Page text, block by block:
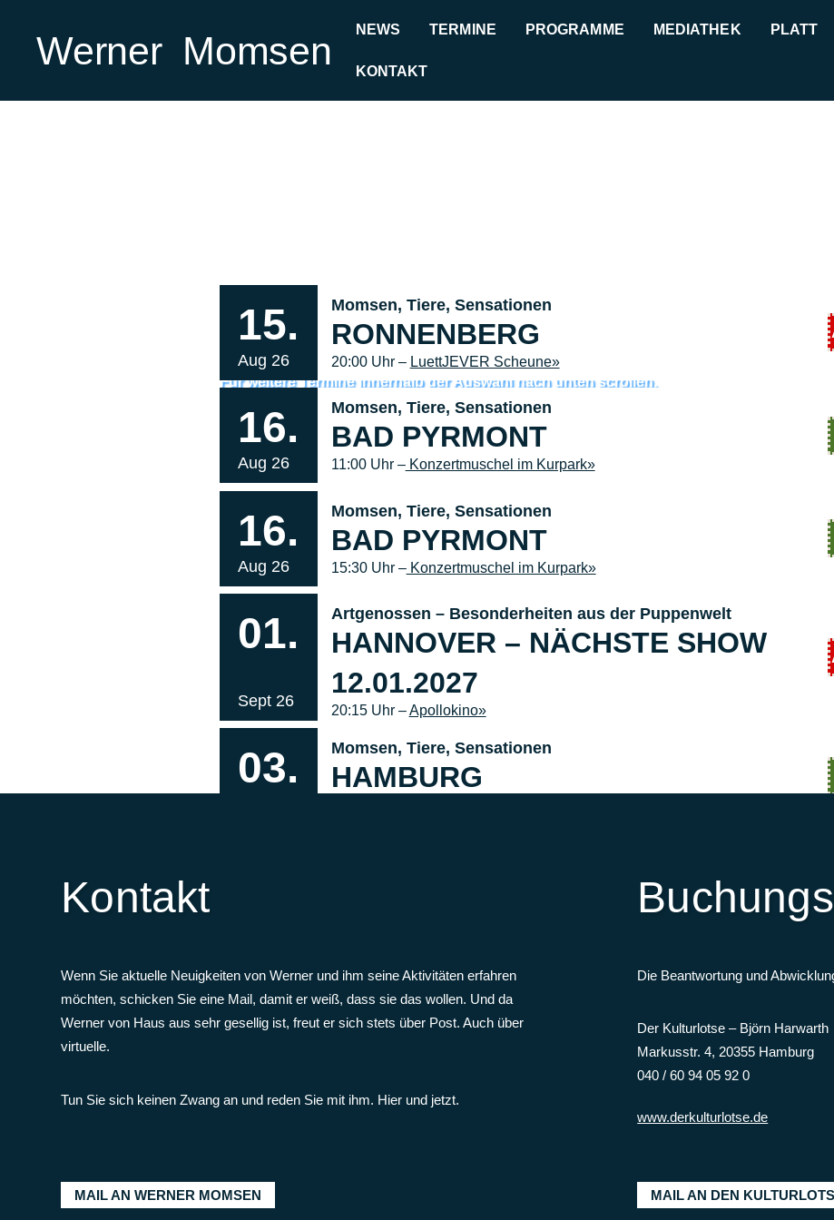
springenWerner Momsen NEWS TERMINE PROGRAMME MEDIATHEK PLATT
KONTAKT
Für weitere Termine innerhalb der Auswahl nach unten scrollen.
15.
Aug 26
Momsen, Tiere, Sensationen
RONNENBERG
20:00Uhr – LuettJEVER Scheune»
16.
Aug 26
Momsen, Tiere, Sensationen
BAD PYRMONT
11:00 Uhr –Konzertmuschel im Kurpark»
16.
Aug 26
Momsen, Tiere, Sensationen
BAD PYRMONT
15:30Uhr –Konzertmuschel im Kurpark»
01.
Sept 26
Artgenossen – Besonderheiten aus der Puppenwelt
HANNOVER – NÄCHSTE SHOW
12.01.2027
20:15 Uhr –Apollokino»
03. Momsen, Tiere, Sensationen
HAMBURG
20.
Sept 26
BRAUNSCHWEIG
17:00 Uhr –
SCHNEVERDINGEN
25.
Kontakt
Wenn Sie aktuelle Neuigkeiten von Werner und ihm seine Aktivitäten erfahren
möchten, schicken Sie eine Mail, damit er weiß, dass sie das wollen. Und da
Werner von Haus aus sehr gesellig ist, freut er sich stets über Post. Auch über
virtuelle.
Tun Sie sich keinen Zwang an und reden Sie mit ihm. Hier und jetzt.
Die Beantwortung und
Der Kulturlotse – Björn Harwarth
Markusstr. 4, 20355 Hamburg
040 / 60 94 05 92 0
www.derkulturlotse.de
MAIL AN WERNER MOMSEN MAIL AN DEN